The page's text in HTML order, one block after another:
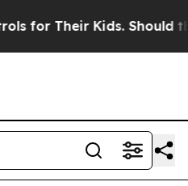
Kids. Should the US?